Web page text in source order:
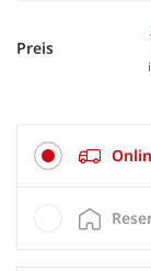
Preis